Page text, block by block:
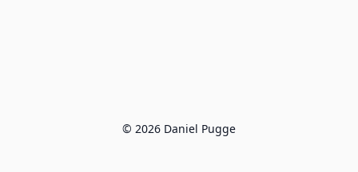
© 2026 Daniel Pugge